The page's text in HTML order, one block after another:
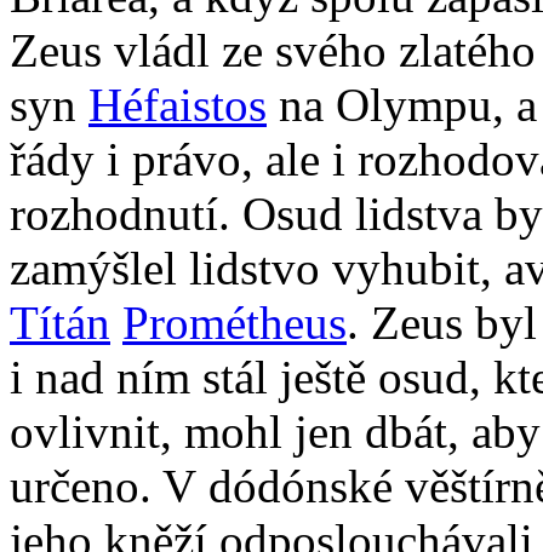
Zeus vládl ze svého
syn Héfaistos na Olympu,
řády i právo, ale i
rozhodnutí. Osud lidstva
zamýšlel lidstvo vyhubit,
Títán Prométheus. Zeus
i nad ním stál ještě osud,
ovlivnit, mohl jen dbát,
určeno. V dódónské
jeho kněží